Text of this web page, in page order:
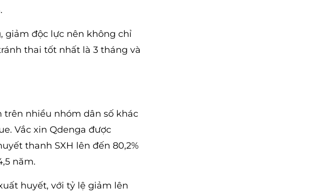
giảm độc lực nên không chỉ
thai tốt nhất là 3 tháng và
trên nhiều nhóm dân số khác
Vắc xin Qdenga được
thanh SXH lên đến 80,2%
năm.
huyết, với tỷ lệ giảm lên